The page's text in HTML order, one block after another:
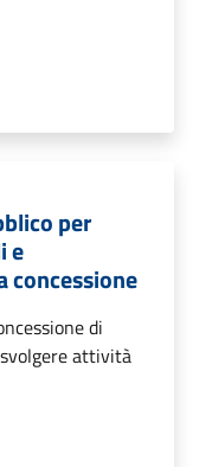
per
e
concessione
di
attività